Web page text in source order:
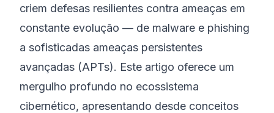
criem defesas resilientes contra ameaças em
constante evolução — de malware e phishing
a sofisticadas ameaças persistentes
avançadas (APTs). Este artigo oferece um
mergulho profundo no ecossistema
cibernético, apresentando desde conceitos